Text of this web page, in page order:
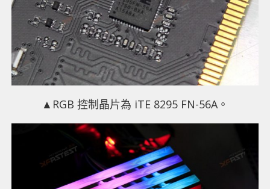
▲RGB 控制晶片為 iTE 8295 FN-56A。